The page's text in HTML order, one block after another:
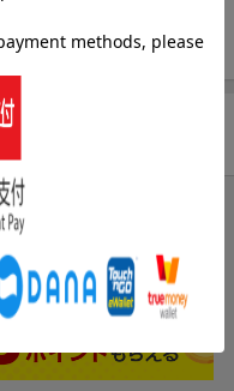
／白と黒／アブストラク
せん。